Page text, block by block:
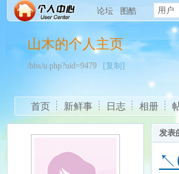
论坛 图酷 用户
山木的个人主页
/bbs/u.php?uid=9479 [复制]
首页 新鲜事 日志 相册
发表